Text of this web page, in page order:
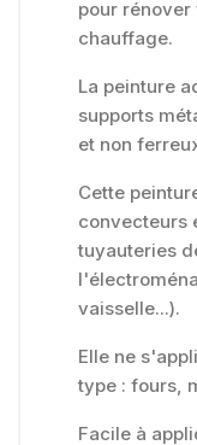
pour
chauffage.
La peinture
supports
et non
Cette
convecteurs
tuyauteries
vaisselle...).
Elle ne
type : fours,
Facile à